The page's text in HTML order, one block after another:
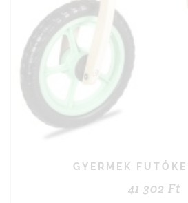
GYERMEK
41 302 Ft